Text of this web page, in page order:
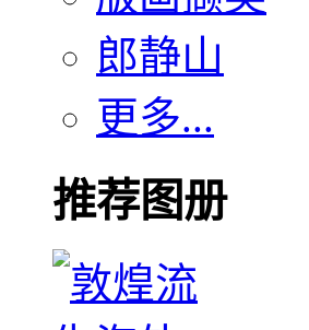
郎静山
更多...
推荐图册